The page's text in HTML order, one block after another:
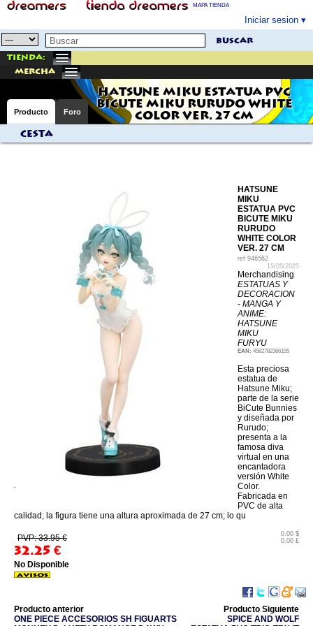
MAPA TIENDA
Iniciar sesion
buscar
Tienda:
mercha
HATSUNE MIKU ESTATUA PVC
BICUTE MIKU RURUDO WHITE
COLOR VER. 27 CM
Producto Foro
Cesta
HATSUNE
MIKU
ESTATUA PVC
BICUTE MIKU
RURUDO
WHITE COLOR
VER. 27 CM
ref 946562
15/05/2025
Merchandising
ESTATUAS Y
DECORACION
- MANGA Y
ANIME:
HATSUNE
MIKU
FURYU
EAN: 4582782366155
Esta preciosa
estatua de
Hatsune Miku;
parte de la serie
BiCute Bunnies
y diseñada por
Rurudo;
presenta a la
famosa diva
virtual en una
encantadora
versión White
Color.
Fabricada en
PVC de alta
calidad; la figura tiene una altura aproximada de 27 cm; lo qu
PVP: 33.95 €
32.25 €
0.00 $
0.00 £
No Disponible
Producto anterior
ONE PIECE ACCESORIOS SH FIGUARTS
Producto Siguiente
SPICE AND WOLF